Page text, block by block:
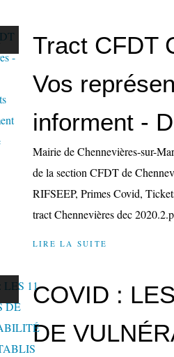
Tract CFDT
Vos
informent -
Mairie de Chennevières-sur-
de la section CFDT de
RIFSEEP, Primes Covid,
tract Chennevières dec
LIRE LA SUITE
COVID :
DE